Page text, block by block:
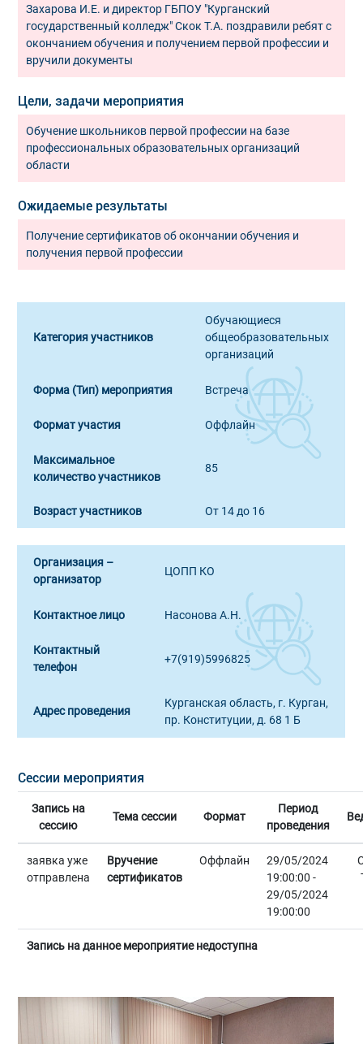
Захарова И.Е. и директор ГБПОУ "Курганский
государственный колледж" Скок Т.А. поздравили ребят с
окончанием обучения и получением первой профессии и
вручили документы
Цели, задачи мероприятия
Обучение школьников первой профессии на базе
профессиональных образовательных организаций
области
Ожидаемые результаты
Получение сертификатов об окончании обучения и
получения первой профессии
Категория участников
Обучающиеся
общеобразовательных
организаций
Форма (Тип) мероприятия Встреча
Формат участия Оффлайн
Максимальное
количество участников
85
Возраст участников От 14 до 16
Организация –
организатор
ЦОПП КО
Контактное лицо Насонова А.Н.
Контактный
телефон
+7(919)5996825
Адрес проведения
Курганская область, г. Курган,
пр. Конституции, д. 68 1 Б
Сессии мероприятия
Запись на
сессию
Тема сессии Формат
Период
проведения
заявка уже
отправлена
Вручение
сертификатов
Оффлайн
29/05/2024
19:00:00 -
29/05/2024
19:00:00
Запись на данное мероприятие недоступна